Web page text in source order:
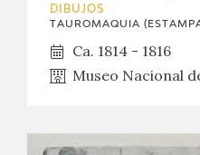
PUBLICACIONES
TIENDA
DIBUJOS
TAUROMAQUIA
Ca. 1814 - 1816
Museo Nacional